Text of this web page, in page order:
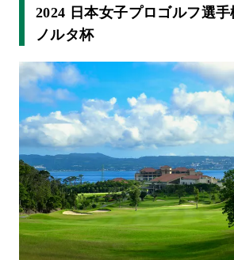
2024 日本女子プロゴルフ選手
ノルタ杯